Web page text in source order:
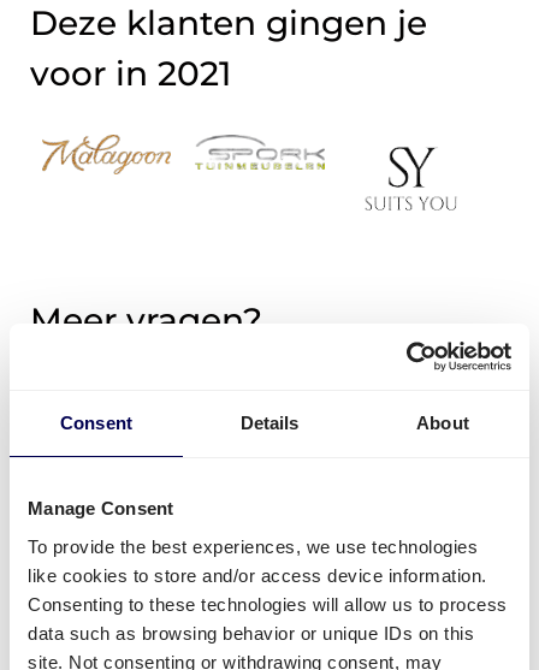
Consent Details About
Manage Consent
To provide the best experiences, we use technologies
like cookies to store and/or access device information.
Consenting to these technologies will allow us to process
data such as browsing behavior or unique IDs on this
site. Not consenting or withdrawing consent, may
Deze klanten gingen je
voor in 2021
Meer vragen?
geplaatst?
Tuinmeubelen dienen voor transport goed en
geplaatst.
Kan ik ook tuinspullen naar het buitenland